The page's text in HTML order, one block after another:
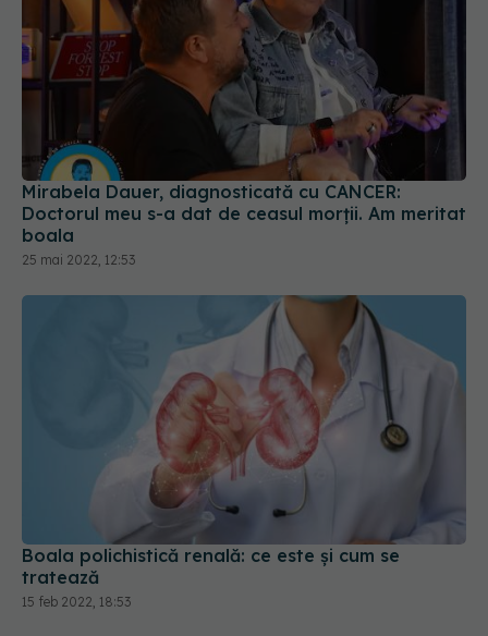
Mirabela Dauer, diagnosticată cu CANCER:
Doctorul meu s-a dat de ceasul morții. Am meritat
boala
25 mai 2022, 12:53
Boala polichistică renală: ce este și cum se
tratează
15 feb 2022, 18:53